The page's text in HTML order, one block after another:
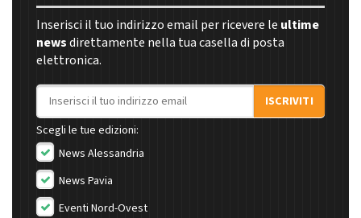
Inserisci il tuo indirizzo email per ricevere le ultime
newsdirettamente nella tua casella di posta
elettronica.
Indirizzo email
ISCRIVITI
Scegli le tue edizioni:
News Alessandria
News Pavia
Eventi Nord-Ovest